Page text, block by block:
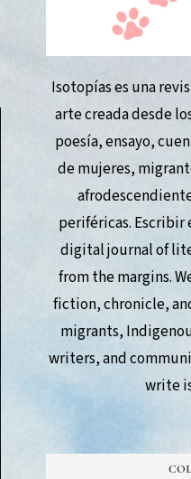
Isotopías es una
arte creada desde
poesía, ensayo,
de mujeres,
periféricas. Escribir
digital journal of
from the margins.
fiction, chronicle,
migrants,
writers, and
write